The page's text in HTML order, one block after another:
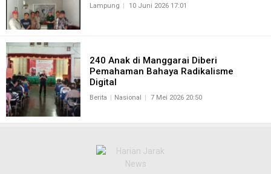
Lampung 10 Juni 2026 17:01
240 Anak di Manggarai Diberi
Pemahaman Bahaya Radikalisme
Digital
Berita Nasional 7 Mei 2026 20:50